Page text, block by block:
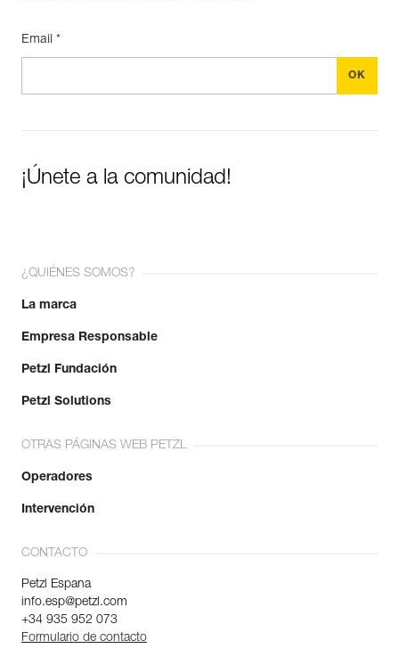
Email *
¡Únete a la comunidad!
¿QUIÉNES SOMOS?
La marca
Empresa Responsable
Petzl Fundación
Petzl Solutions
OTRAS PÁGINAS WEB PETZL
Operadores
Intervención
CONTACTO
Petzl Espana
info.esp@petzl.com
+34 935 952 073
Formulario de contacto